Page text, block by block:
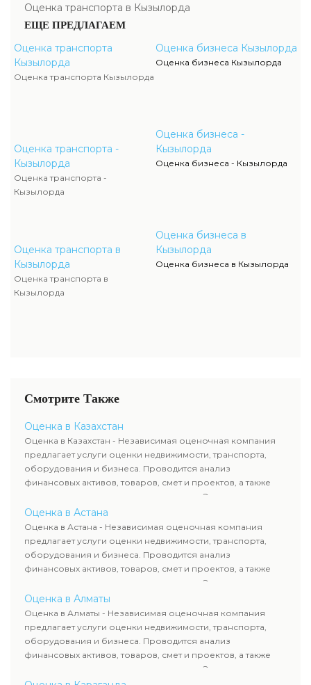
Оценка транспорта в Кызылорда
ЕЩЕ ПРЕДЛАГАЕМ
Оценка транспорта
Кызылорда
Оценка транспорта Кызылорда
Оценка транспорта -
Кызылорда
Оценка транспорта -
Кызылорда
Оценка транспорта в
Кызылорда
Оценка транспорта в
Кызылорда
Оценка бизнеса Кызылорда
Оценка бизнеса Кызылорда
Оценка бизнеса -
Кызылорда
Оценка бизнеса - Кызылорда
Оценка бизнеса в
Кызылорда
Оценка бизнеса в Кызылорда
Смотрите Также
Оценка в Казахстан
Оценка в Казахстан - Независимая оценочная компания
предлагает услуги оценки недвижимости, транспорта,
оборудования и бизнеса. Проводится анализ
финансовых активов, товаров, смет и проектов, а также
оценка животных и недропользования. Эксперты
определяют рыночную стоимость имущества и
рассчитывают ущерб. Все отчеты соответствуют
требованиям законодательства и используются для
сделок, кредитования и судебных процессов.
Оценка в Астана
Оценка в Астана - Независимая оценочная компания
предлагает услуги оценки недвижимости, транспорта,
оборудования и бизнеса. Проводится анализ
финансовых активов, товаров, смет и проектов, а также
оценка животных и недропользования. Эксперты
определяют рыночную стоимость имущества и
рассчитывают ущерб. Все отчеты соответствуют
требованиям законодательства и используются для
сделок, кредитования и судебных процессов.
Оценка в Алматы
Оценка в Алматы - Независимая оценочная компания
предлагает услуги оценки недвижимости, транспорта,
оборудования и бизнеса. Проводится анализ
финансовых активов, товаров, смет и проектов, а также
оценка животных и недропользования. Эксперты
определяют рыночную стоимость имущества и